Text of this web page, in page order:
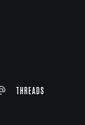
THREADS